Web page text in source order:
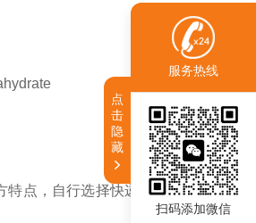
特点，自行选择快递公司，请联系
服务热线
扫码添加微信
点
击
隐
藏